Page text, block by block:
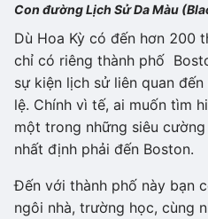
Con đường Lịch Sử Da Màu
Dù Hoa Kỳ có đến hơn 200
chỉ có riêng thành phố
sự kiện lịch sử liên quan
lệ. Chính vì tế, ai muốn tìm
một trong những siêu
nhất định phải đến Boston.
Đến với thành phố này bạn
ngôi nhà, trường học, cùng